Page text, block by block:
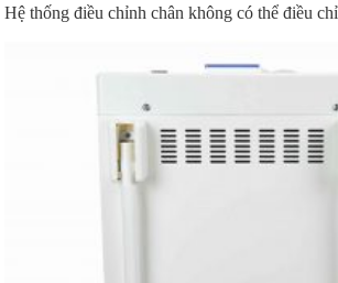
Hệ thống điều chỉnh chân không có thể điều